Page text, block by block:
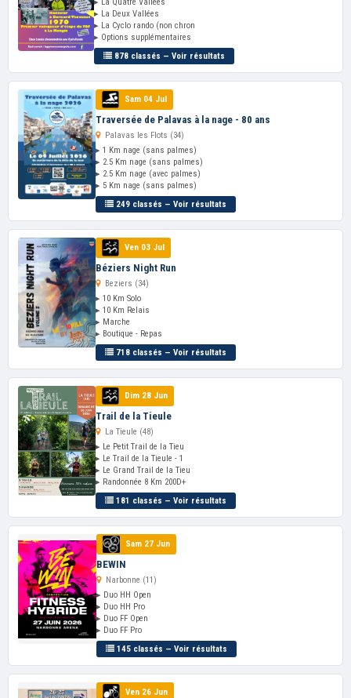
▸ La Deux Vallées
▸ La Cyclo rando (non chron
▸ Options supplémentaires
878 classés — Voir résultats
Sam 04 Jul
Traversée de Palavas à la nage - 80 ans
Palavas les Flots (34)
▸ 1 Km nage (sans palmes)
▸ 2.5 Km nage (sans palmes)
▸ 2.5 Km nage (avec palmes)
▸ 5 Km nage (sans palmes)
249 classés — Voir résultats
Ven 03 Jul
Béziers Night Run
Beziers (34)
▸ 10 Km Solo
▸ 10 Km Relais
▸ Marche
▸ Boutique - Repas
718 classés — Voir résultats
Dim 28 Jun
Trail de la Tieule
La Tieule (48)
▸ Le Petit Trail de la Tieu
▸ Le Trail de la Tieule - 1
▸ Le Grand Trail de la Tieu
▸ Randonnée 8 Km 200D+
181 classés — Voir résultats
Sam 27 Jun
BEWIN
Narbonne (11)
▸ Duo HH Open
▸ Duo HH Pro
▸ Duo FF Open
▸ Duo FF Pro
145 classés — Voir résultats
Ven 26 Jun